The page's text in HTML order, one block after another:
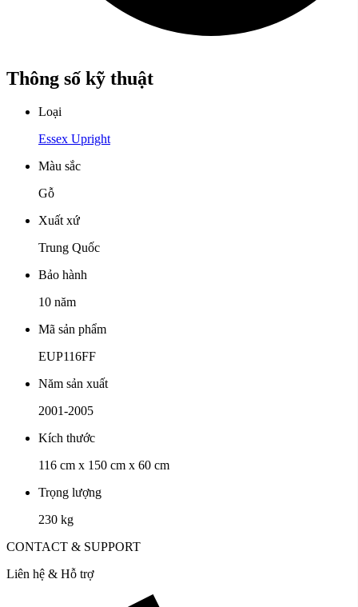
Thông số kỹ thuật
Loại
Essex Upright
Màu sắc
Gỗ
Xuất xứ
Trung Quốc
Bảo hành
10 năm
Mã sản phẩm
EUP116FF
Năm sản xuất
2001-2005
Kích thước
116 cm x 150 cm x 60 cm
Trọng lượng
230 kg
CONTACT & SUPPORT
Liên hệ & Hỗ trợ